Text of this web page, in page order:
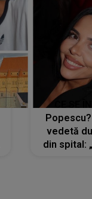
vedetă
din spital: